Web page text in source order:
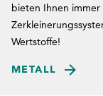
bieten Ihnen immer
Wertstoffe!
METALL